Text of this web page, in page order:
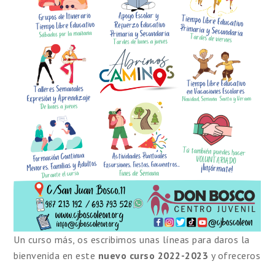
Un curso más, os escribimos unas líneas para daros la
bienvenida en este nuevo curso 2022-2023 y ofreceros